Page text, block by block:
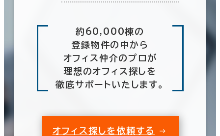
約60,000棟の
登録物件の中から
オフィス仲介のプロが
理想のオフィス探しを
徹底サポートいたします。
オフィス探しを依頼する